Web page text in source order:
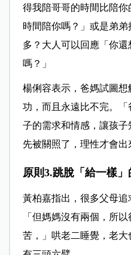
得我陪哥哥的時間比陪
時間陪你嗎？」或是弟
多？大人可以回應「你
嗎？」
楊俐容表示，爸媽試圖
功，而且永遠比不完。
子的需求和情感，讓孩
先被關照了，理性才會出
原則3.跳脫「給一樣」
黃柏嘉指出，很多父母追
「但媽媽沒有兩個，所
苦，」哄老二睡覺，老